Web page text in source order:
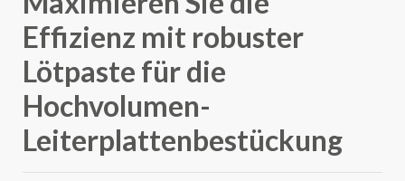
Effizienz mit robuster
Lötpaste für die
Hochvolumen-
Leiterplattenbestückung